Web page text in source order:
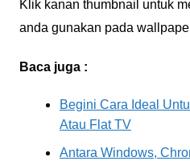
Klik kanan thumbnail untuk
anda gunakan pada
Baca juga :
Begini Cara Ideal
Atau Flat TV
Antara Windows,